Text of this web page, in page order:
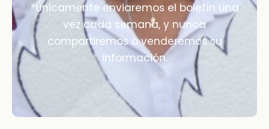
*Únicamente enviaremos el boletín una
vez cada semana, y nunca
compartiremos o venderemos su
información.